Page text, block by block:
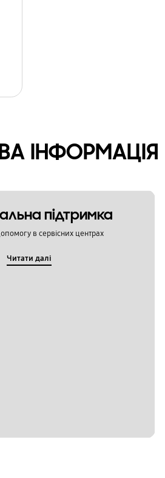
ІНФОРМАЦІЯ
підтримка
в сервісних центрах
Читати далі